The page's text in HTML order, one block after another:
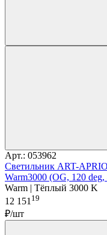
Арт.: 053962
Светильник ART-
Warm3000 (OG, 120
Warm | Тёплый 3000 K
12 151 19
₽/шт